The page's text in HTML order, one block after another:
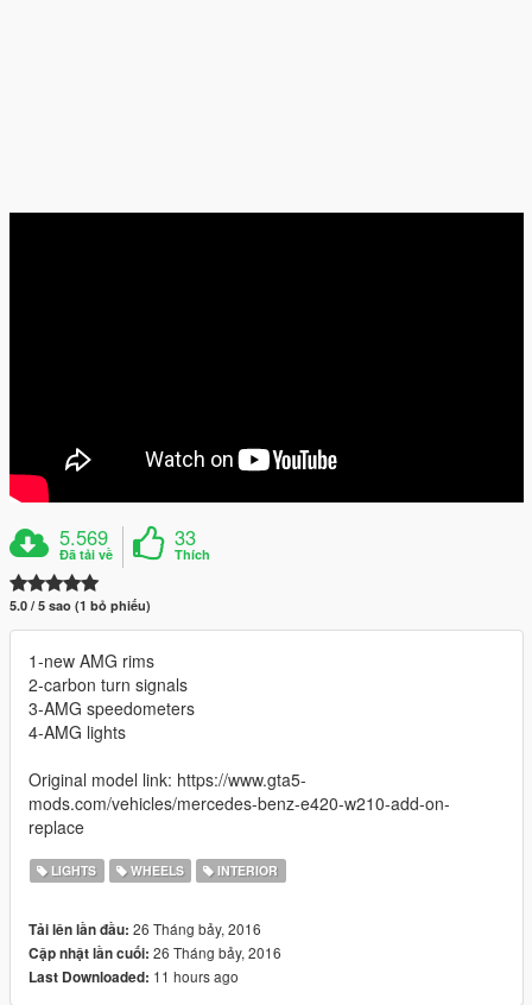
5.569
Đã tải về
33
Thích
5.0 / 5 sao (1 bỏ phiếu)
1-new AMG rims
2-carbon turn signals
3-AMG speedometers
4-AMG lights
Original model link: https://www.gta5-
mods.com/vehicles/mercedes-benz-e420-w210-add-on-
replace
LIGHTS WHEELS INTERIOR
Tải lên lần đầu: 26 Tháng bảy, 2016
Cập nhật lần cuối: 26 Tháng bảy, 2016
Last Downloaded: 11 hours ago